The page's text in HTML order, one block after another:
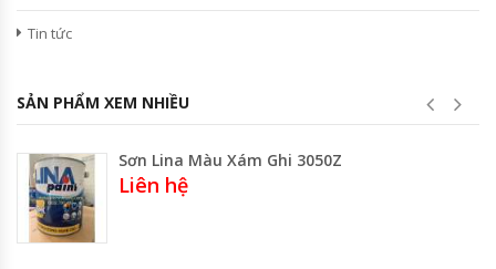
Tin tức
SẢN PHẨM XEM NHIỀU
Sơn Lina Màu Xám Ghi 3050Z
Liên hệ